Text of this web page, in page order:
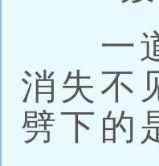
一道
消失不
劈下的